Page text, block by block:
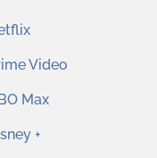
Video
Max
+